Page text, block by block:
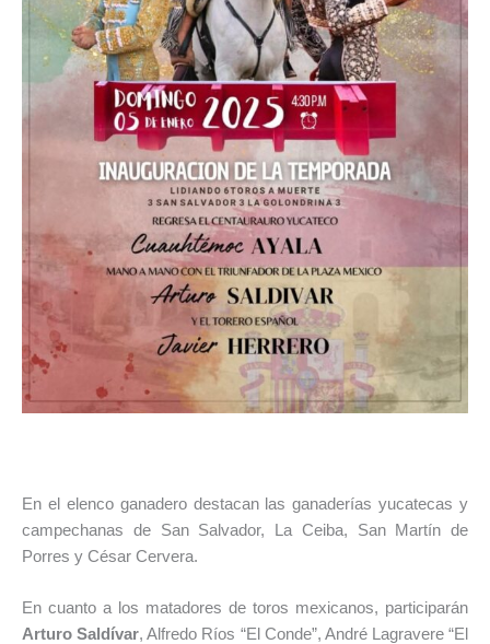
En el elenco ganadero destacan las ganaderías yucatecas y
campechanas de San Salvador, La Ceiba, San Martín de
Porres y César Cervera.
En cuanto a los matadores de toros mexicanos, participarán
Arturo Saldívar, Alfredo Ríos “El Conde”, André Lagravere “El